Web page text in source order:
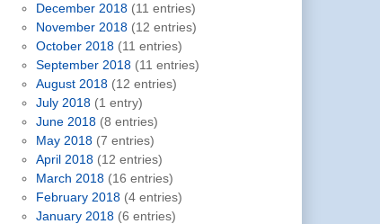
December 2018 (11 entries)
November 2018 (12 entries)
October 2018 (11 entries)
September 2018 (11 entries)
August 2018 (12 entries)
July 2018 (1 entry)
June 2018 (8 entries)
May 2018 (7 entries)
April 2018 (12 entries)
March 2018 (16 entries)
February 2018 (4 entries)
January 2018 (6 entries)